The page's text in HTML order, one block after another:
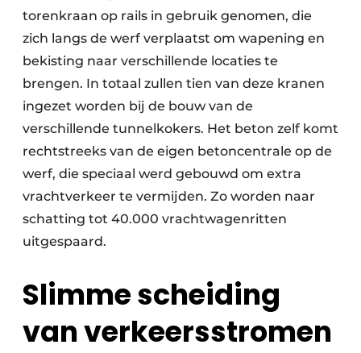
torenkraan op rails in gebruik genomen, die
zich langs de werf verplaatst om wapening en
bekisting naar verschillende locaties te
brengen. In totaal zullen tien van deze kranen
ingezet worden bij de bouw van de
verschillende tunnelkokers. Het beton zelf komt
rechtstreeks van de eigen betoncentrale op de
werf, die speciaal werd gebouwd om extra
vrachtverkeer te vermijden. Zo worden naar
schatting tot 40.000 vrachtwagenritten
uitgespaard.
Slimme scheiding
van verkeersstromen